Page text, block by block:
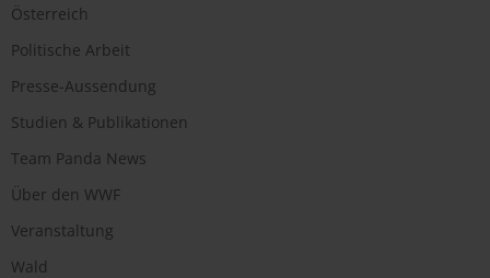
Österreich
Politische Arbeit
Presse-Aussendung
Studien & Publikationen
Team Panda News
Über den WWF
Veranstaltung
Wald